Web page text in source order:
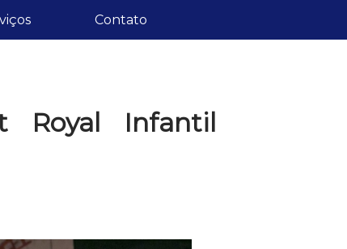
Contato
Royal Infantil